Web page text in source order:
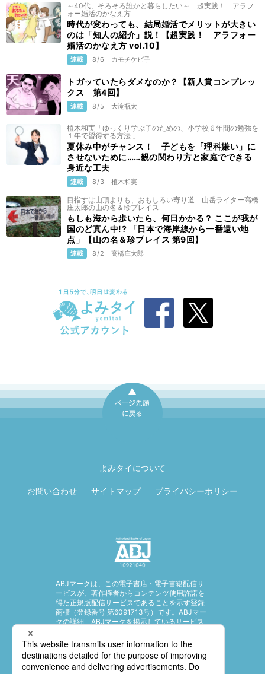
～40代、そろそろ誰かと暮らしたい～ 超実践！ アラフ
ォー婚活のかなえ方
時代が変わっても、結局婚活でメリットが大きい
のは「知人の紹介」説！【超実践！ アラフォー
婚活のかなえ方 vol.10】
連載 8/6 カモチケビ子
トガッていたらダメなのか？【新人賞コンプレッ
クス 第4回】
連載 8/5 大滝瓶太
植木和実「ゆっくり学ぶ子のための、小学校６年間の勉強を
１年で習得する方法 」
夏休み中がチャンス！ 子どもを「理科嫌い」に
させないために……親の関わり方と家庭でできる
身近な工夫
連載 8/3 植木和実
目指すは山頂よりも、おもしろい寄り道 山岳ライター高橋
庄太郎の山の名＆珍プレイス
もしも海から歩いたら、何日かかる？ ここが我が
国のど真ん中!? 「日本で海岸線から一番遠い地
点」【山の名＆珍プレイス 第9回】
連載 8/2 高橋庄太郎
よみタイについて
お問い合わせ サイトマップ プライバシーポリシー
ABJマークは、この電子書店・電子書籍配信サ
ービスが、著作権者からコンテンツ使用許諾を
得た正規版配信サービスであることを示す登録
商標（登録番号 第6091713号）です。ABJマー
クの詳細、ABJマークを掲示しているサービス